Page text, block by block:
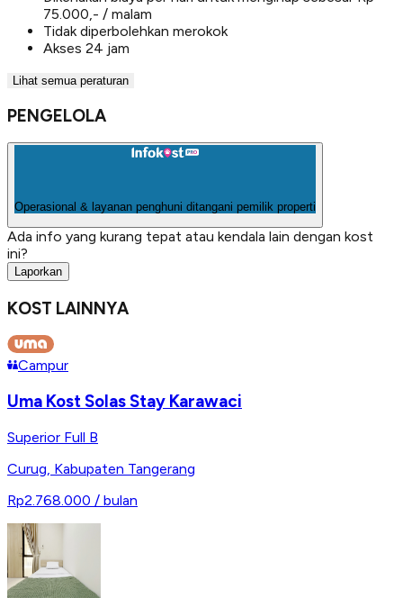
75.000,- / malam
Tidak diperbolehkan merokok
Akses 24 jam
Lihat semua peraturan
PENGELOLA
Operasional & layanan penghuni ditangani pemilik properti
Ada info yang kurang tepat atau kendala lain dengan kost
ini?
Laporkan
KOST LAINNYA
Campur
Uma Kost Solas Stay Karawaci
Superior Full B
Curug Kabupaten Tangerang
Rp2.768.000 / bulan